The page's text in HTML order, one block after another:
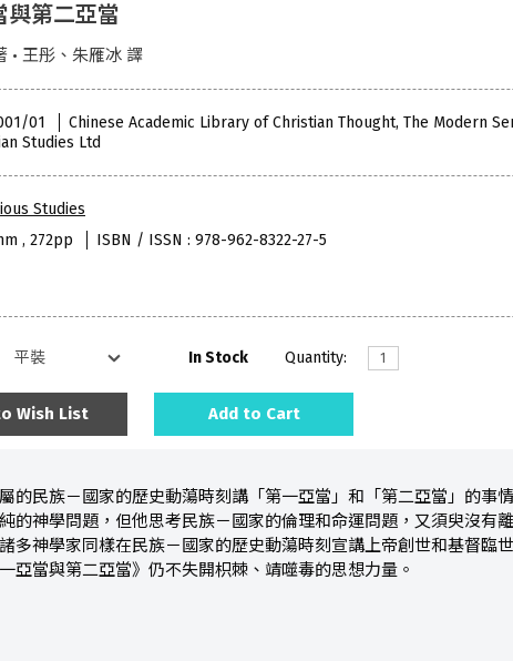
與第二亞當
• 王彤、朱雁冰 譯
01 Chinese Academic Library of Christian Thought, The Modern
Studies Ltd
Studies
, 272pp
ISBN / ISSN : 978-962-8322-27-5
In Stock Quantity:
Wish List Add to Cart
的民族－國家的歷史動蕩時刻講「第一亞當」和「第二亞當」的事
的神學問題，但他思考民族－國家的倫理和命運問題，又須臾沒有
多神學家同樣在民族－國家的歷史動蕩時刻宣講上帝創世和基督臨
亞當與第二亞當》仍不失開枳棘、靖噬毒的思想力量。